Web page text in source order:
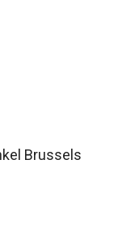
Brussels